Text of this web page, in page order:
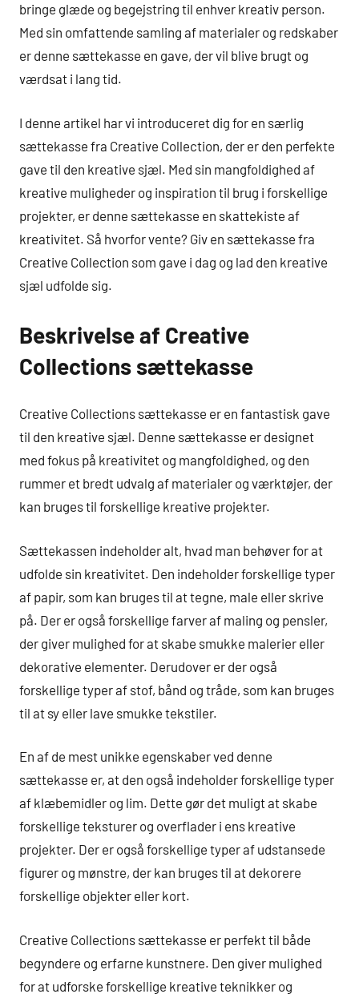
bringe glæde og begejstring til enhver kreativ person.
Med sin omfattende samling af materialer og redskaber
er denne sættekasse en gave, der vil blive brugt og
værdsat i lang tid.
I denne artikel har vi introduceret dig for en særlig
sættekasse fra Creative Collection, der er den perfekte
gave til den kreative sjæl. Med sin mangfoldighed af
kreative muligheder og inspiration til brug i forskellige
projekter, er denne sættekasse en skattekiste af
kreativitet. Så hvorfor vente? Giv en sættekasse fra
Creative Collection som gave i dag og lad den kreative
sjæl udfolde sig.
Beskrivelse af Creative
Collections sættekasse
Creative Collections sættekasse er en fantastisk gave
til den kreative sjæl. Denne sættekasse er designet
med fokus på kreativitet og mangfoldighed, og den
rummer et bredt udvalg af materialer og værktøjer, der
kan bruges til forskellige kreative projekter.
Sættekassen indeholder alt, hvad man behøver for at
udfolde sin kreativitet. Den indeholder forskellige typer
af papir, som kan bruges til at tegne, male eller skrive
på. Der er også forskellige farver af maling og pensler,
der giver mulighed for at skabe smukke malerier eller
dekorative elementer. Derudover er der også
forskellige typer af stof, bånd og tråde, som kan bruges
til at sy eller lave smukke tekstiler.
En af de mest unikke egenskaber ved denne
sættekasse er, at den også indeholder forskellige typer
af klæbemidler og lim. Dette gør det muligt at skabe
forskellige teksturer og overflader i ens kreative
projekter. Der er også forskellige typer af udstansede
figurer og mønstre, der kan bruges til at dekorere
forskellige objekter eller kort.
Creative Collections sættekasse er perfekt til både
begyndere og erfarne kunstnere. Den giver mulighed
for at udforske forskellige kreative teknikker og